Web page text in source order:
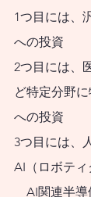
まし
付ける
識、
理解
金融
いは
普及
1つ目には、
への投資
2つ目には、
ど特定分野
への投資
3つ目には、
AI（ロボテ